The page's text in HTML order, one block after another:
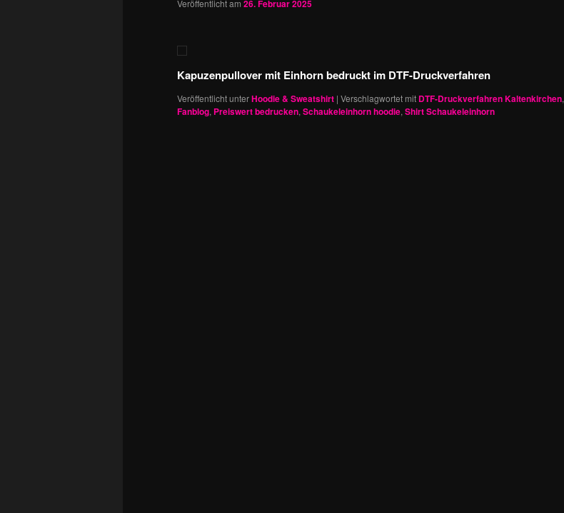
Veröffentlicht am 26. Februar 2025
Kapuzenpullover mit Einhorn bedruckt im DTF-Druckverfahren
Veröffentlicht unterHoodie & Sweatshirt | Verschlagwortet mit DTF-Druckverfahren Kaltenkirchen,
Fanblog, Preiswert bedrucken, Schaukeleinhorn hoodie, Shirt Schaukeleinhorn